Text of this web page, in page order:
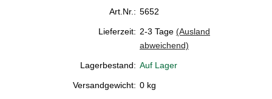
Art.Nr.: 5652
Lieferzeit: 2-3 Tage (Ausland
abweichend)
Lagerbestand: Auf Lager
Versandgewicht: 0 kg